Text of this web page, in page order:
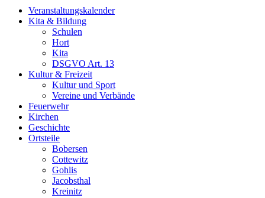
Veranstaltungskalender
Kita & Bildung
Schulen
Hort
Kita
DSGVO Art. 13
Kultur & Freizeit
Kultur und Sport
Vereine und Verbände
Feuerwehr
Kirchen
Geschichte
Ortsteile
Bobersen
Cottewitz
Gohlis
Jacobsthal
Kreinitz